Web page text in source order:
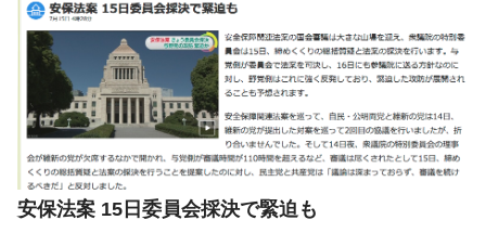
安保法案 15日委員会採決で緊迫も